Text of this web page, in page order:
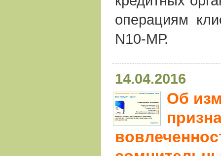
операциям
N10-МР.
14.04.2016
Об